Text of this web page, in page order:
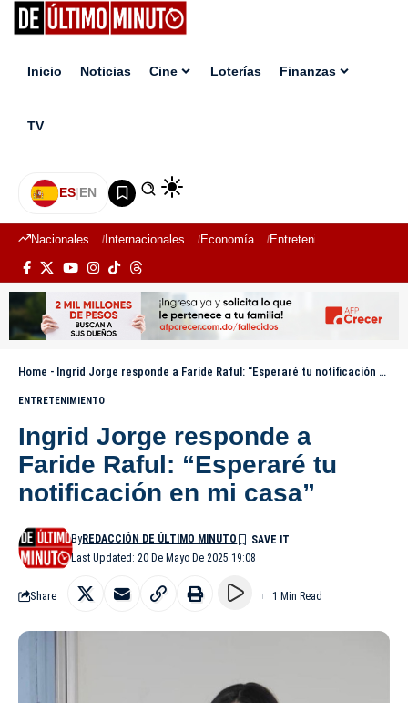
Inicio Noticias Cine Loterías Finanzas
TV
ES|EN
Nacionales Internacionales Economía Entretenimiento
Home - Ingrid Jorge responde a Faride Raful: “Esperaré tu notificación en mi casa”
ENTRETENIMIENTO
Ingrid Jorge responde a
Faride Raful: “Esperaré tu
notificación en mi casa”
Last Updated: 20 De Mayo De 2025 19:08
ByREDACCIÓN DE ÚLTIMO MINUTO
Share 1 Min Read